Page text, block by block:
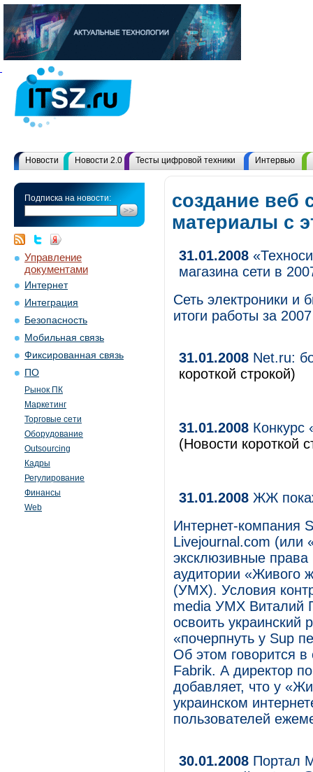
Новости Новости 2.0 Тесты цифровой техники Интервью
Подписка на новости:
Управление
документами
Интернет
Интеграция
Безопасность
Мобильная связь
Фиксированная связь
ПО
Рынок ПК
Маркетинг
Торговые сети
Оборудование
Outsourcing
Кадры
Регулирование
Финансы
Web
создание веб
материалы с
31.01.2008
магазина сети в
Сеть электроники и
итоги работы за
31.01.2008 Net.ru:
короткой строкой)
31.01.2008 Конкурс
(Новости короткой
31.01.2008 ЖЖ
Интернет-компания
Livejournal.com
эксклюзивные
аудитории «Живого
(УМХ). Условия
media УМХ Виталий
освоить украинский
«почерпнуть у Sup
Об этом говорится
Fabrik. А директор
добавляет, что у
украинском
пользователей
30.01.2008 Портал